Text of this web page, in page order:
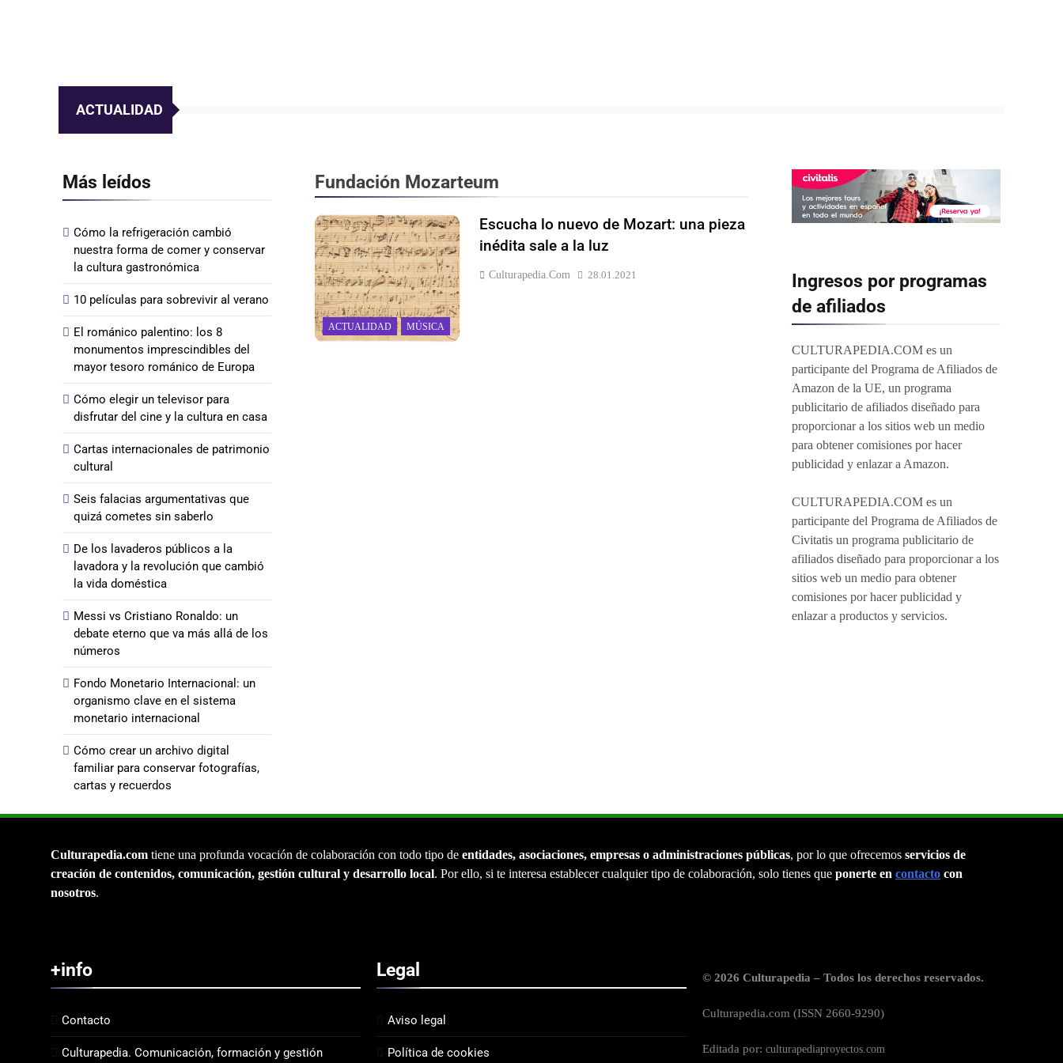
ACTUALIDAD
Más leídos
Cómo la refrigeración cambió
nuestra forma de comer y conservar
la cultura gastronómica
10 películas para sobrevivir al verano
El románico palentino: los 8
monumentos imprescindibles del
mayor tesoro románico de Europa
Cómo elegir un televisor para
disfrutar del cine y la cultura en casa
Cartas internacionales de patrimonio
cultural
Seis falacias argumentativas que
quizá cometes sin saberlo
De los lavaderos públicos a la
lavadora y la revolución que cambió
la vida doméstica
Messi vs Cristiano Ronaldo: un
debate eterno que va más allá de los
números
Fondo Monetario Internacional: un
organismo clave en el sistema
monetario internacional
Cómo crear un archivo digital
familiar para conservar fotografías,
cartas y recuerdos
Fundación Mozarteum
ACTUALIDAD MÚSICA
Escucha lo nuevo de Mozart: una pieza
inédita sale a la luz
Culturapedia.com 28.01.2021
Ingresos por programas
de afiliados
CULTURAPEDIA.COM es un
participante del Programa de Afiliados de
Amazon de la UE, un programa
publicitario de afiliados diseñado para
proporcionar a los sitios web un medio
para obtener comisiones por hacer
publicidad y enlazar a Amazon.
CULTURAPEDIA.COM es un
participante del Programa de Afiliados de
Civitatis un programa publicitario de
afiliados diseñado para proporcionar a los
sitios web un medio para obtener
comisiones por hacer publicidad y
enlazar a productos y servicios.
Culturapedia.com tiene una profunda vocación de colaboración con todo tipo de entidades, asociaciones, empresas o administraciones públicas, por lo que ofrecemos servicios de
creación de contenidos, comunicación, gestión cultural y desarrollo local. Por ello, si te interesa establecer cualquier tipo de colaboración, solo tienes que ponerte en contacto con
nosotros.
+info
Contacto
Culturapedia. Comunicación, formación y gestión
Legal
Aviso legal
Política de cookies
© 2026 Culturapedia – Todos los derechos reservados.
Culturapedia.com (ISSN 2660-9290)
Editada por: culturapediaproyectos.com